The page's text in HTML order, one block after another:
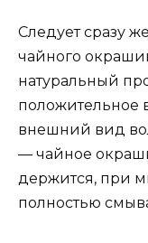
Следует сразу
чайного
натуральный
положительное
внешний вид
— чайное
держится, при
полностью